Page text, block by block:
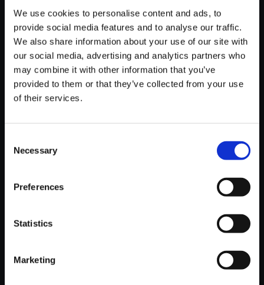
We use cookies to personalise content and ads, to
provide social media features and to analyse our traffic.
We also share information about your use of our site with
our social media, advertising and analytics partners who
may combine it with other information that you’ve
provided to them or that they’ve collected from your use
of their services.
Selection
Necessary
Preferences
Statistics
Marketing
【単曲】バイオハザード リベレ
ーションズ2 オフィシャル・サ
ウンドトラック Persona
おすすめ商品